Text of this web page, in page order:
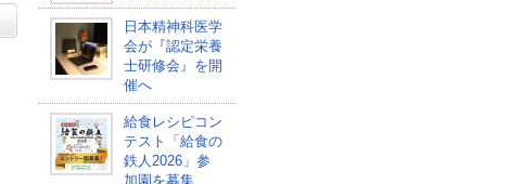
日本精神科医学
会が『認定栄養
士研修会』を開
催へ
給食レシピコン
テスト「給食の
鉄人2026」参
加園を募集